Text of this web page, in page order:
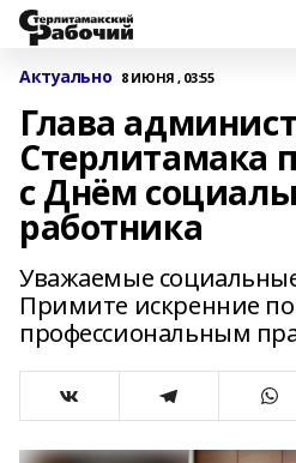
Актуально 8 ИЮНЯ , 03:55
Глава
Стерлитамака
с Днём
работника
Уважаемые
Примите искренние
профессиональным